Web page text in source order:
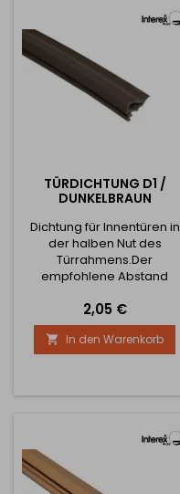
TÜRDICHTUNG D1 /
DUNKELBRAUN
Dichtung für Innentüren in
der halben Nut des
Türrahmens.Der
empfohlene Abstand
dem Türblatt beträgt 5 mm.
Hinweis: Der Preis der
Dichtung ist für 1 Meter.
Preis
2,05 €
 In den Warenkorb